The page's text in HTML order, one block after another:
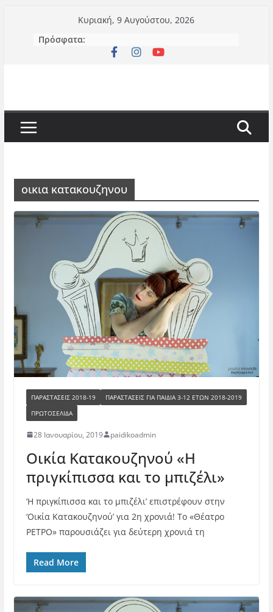
περιεχόμενο
Κυριακή, 9 Αυγούστου, 2026
Πρόσφατα:
οικια κατακουζηνου
ΠΑΡΑΣΤΑΣΕΙΣ 2018-19
ΠΑΡΑΣΤΆΣΕΙΣ ΓΙΑ ΠΑΙΔΙΆ 3-12 ΕΤΏΝ 2018-2019
ΠΡΩΤΟΣΕΛΙΔΑ
28 Ιανουαρίου, 2019 paidikoadmin
Οικία Κατακουζηνού «Η
πριγκίπισσα και το μπιζέλι»
‘Η πριγκίπισσα και το μπιζέλι’ επιστρέφουν στην
‘Οικία Κατακουζηνού’ για 2η χρονιά! Το «Θέατρο
ΡΕΤΡΟ» παρουσιάζει για δεύτερη χρονιά τη
Read More